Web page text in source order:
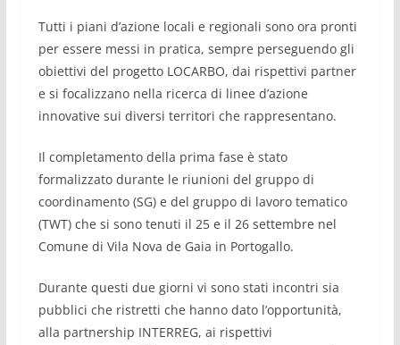
Tutti i piani d’azione locali e regionali sono ora pronti
per essere messi in pratica, sempre perseguendo gli
obiettivi del progetto LOCARBO, dai rispettivi partner
e si focalizzano nella ricerca di linee d’azione
innovative sui diversi territori che rappresentano.
Il completamento della prima fase è stato
formalizzato durante le riunioni del gruppo di
coordinamento (SG) e del gruppo di lavoro tematico
(TWT) che si sono tenuti il 25 e il 26 settembre nel
Comune di Vila Nova de Gaia in Portogallo.
Durante questi due giorni vi sono stati incontri sia
pubblici che ristretti che hanno dato l’opportunità,
alla partnership INTERREG, ai rispettivi